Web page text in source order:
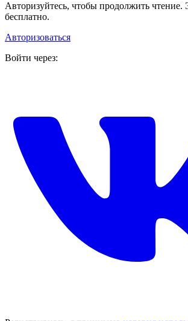
Авторизуйтесь, чтобы продолжить чтение.
бесплатно.
Авторизоваться
Войти через: